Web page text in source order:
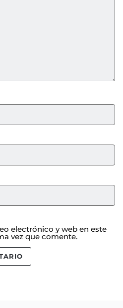
electrónico y web en este
vez que comente.